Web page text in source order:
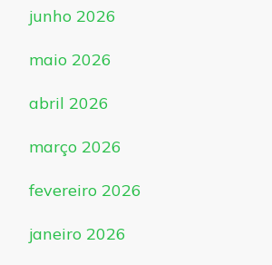
junho 2026
maio 2026
abril 2026
março 2026
fevereiro 2026
janeiro 2026